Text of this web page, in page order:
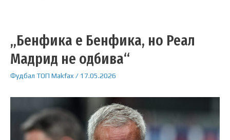
„Бенфика е Бенфика, но Реал
Мадрид не одбива“
Фудбал ТОП Makfax / 17.05.2026